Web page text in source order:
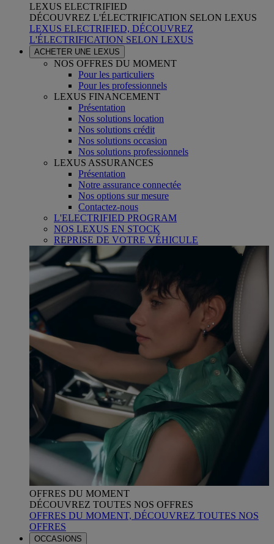
LEXUS ELECTRIFIED
DÉCOUVREZ L'ÉLECTRIFICATION SELON LEXUS
LEXUS ELECTRIFIED, DÉCOUVREZ
L'ÉLECTRIFICATION SELON LEXUS
ACHETER UNE LEXUS
NOS OFFRES DU MOMENT
Pour les particuliers
Pour les professionnels
LEXUS FINANCEMENT
Présentation
Nos solutions location
Nos solutions crédit
Nos solutions occasion
Nos solutions professionnels
LEXUS ASSURANCES
Présentation
Notre assurance connectée
Nos options sur mesure
Contactez-nous
L'ELECTRIFIED PROGRAM
NOS LEXUS EN STOCK
REPRISE DE VOTRE VÉHICULE
OFFRES DU MOMENT
DÉCOUVREZ TOUTES NOS OFFRES
OFFRES DU MOMENT, DÉCOUVREZ TOUTES NOS
OFFRES
OCCASIONS